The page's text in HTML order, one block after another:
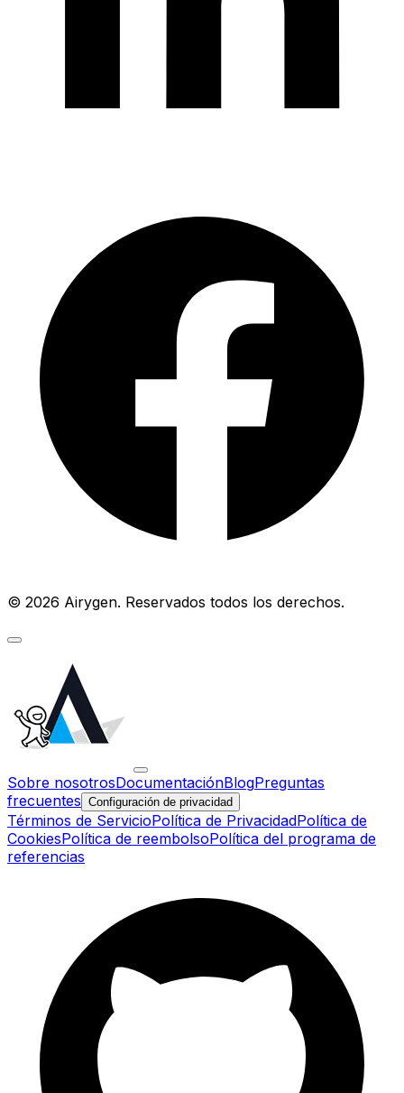
© 2026 Airygen. Reservados todos los derechos.
Sobre nosotrosDocumentaciónBlogPreguntas
frecuentes Configuración de privacidad
Términos de ServicioPolítica de PrivacidadPolítica de
CookiesPolítica de reembolsoPolítica del programa de
referencias